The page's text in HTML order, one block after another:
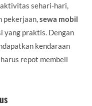
sehari-hari,
pekerjaan, sewa mobil
yang praktis. Dengan
kendaraan
repot membeli